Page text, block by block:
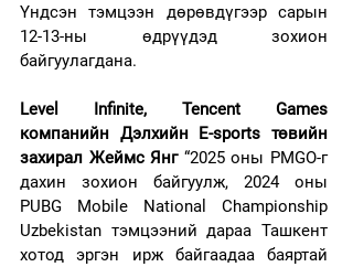
Үндсэн тэмцээн дөрөвдүгээр сарын
12-13-ны өдрүүдэд зохион
байгуулагдана.
Level Infinite, Tencent Games
компанийн Дэлхийн E-sports төвийн
захирал Жеймс Янг “2025 оны PMGO-г
дахин зохион байгуулж, 2024 оны
PUBG Mobile National Championship
Uzbekistan тэмцээний дараа Ташкент
хотод эргэн ирж байгаадаа баяртай